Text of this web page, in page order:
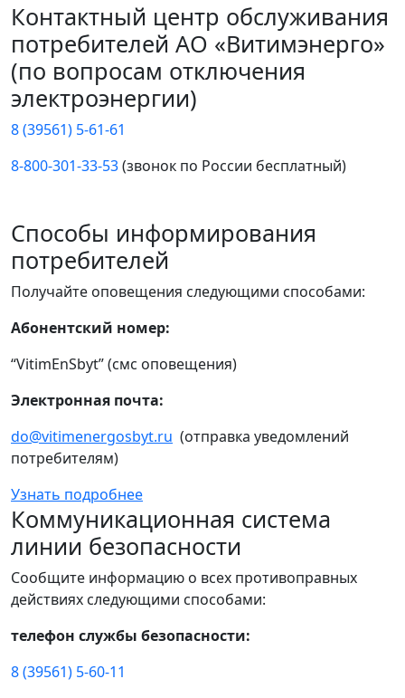
Контактный центр обслуживания
потребителей АО «Витимэнерго»
(по вопросам отключения
электроэнергии)
8 (39561) 5-61-61
8-800-301-33-53(звонок по России бесплатный)
Способы информирования
потребителей
Получайте оповещения следующими способами:
Абонентский номер:
“VitimEnSbyt” (смс оповещения)
Электронная почта:
do@vitimenergosbyt.ru (отправка уведомлений
потребителям)
Узнать подробнее
Коммуникационная система
линии безопасности
Сообщите информацию о всех противоправных
действиях следующими способами:
телефон службы безопасности:
8 (39561) 5-60-11